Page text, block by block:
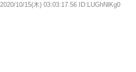
2020/10/15(木) 03:03:17.56 ID:LUGhNlKg0